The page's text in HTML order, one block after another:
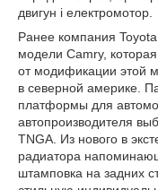
двигун і електромотор.
Ранее компания
модели Camry,
от модификации этой
в северной америке.
платформы для
автопроизводителя
TNGA. Из нового в
радиатора
штамповка на задних